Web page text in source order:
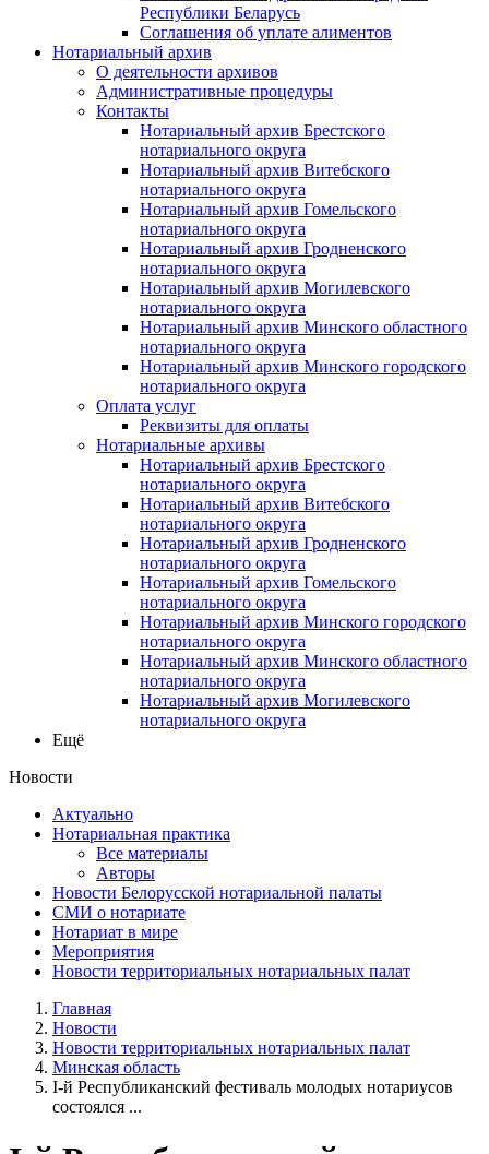
Республики Беларусь
Соглашения об уплате алиментов
Нотариальный архив
О деятельности архивов
Административные процедуры
Контакты
Нотариальный архив Брестского
нотариального округа
Нотариальный архив Витебского
нотариального округа
Нотариальный архив Гомельского
нотариального округа
Нотариальный архив Гродненского
нотариального округа
Нотариальный архив Могилевского
нотариального округа
Нотариальный архив Минского областного
нотариального округа
Нотариальный архив Минского городского
нотариального округа
Оплата услуг
Реквизиты для оплаты
Нотариальные архивы
Нотариальный архив Брестского
нотариального округа
Нотариальный архив Витебского
нотариального округа
Нотариальный архив Гродненского
нотариального округа
Нотариальный архив Гомельского
нотариального округа
Нотариальный архив Минского городского
нотариального округа
Нотариальный архив Минского областного
нотариального округа
Нотариальный архив Могилевского
нотариального округа
Ещё
Новости
Актуально
Нотариальная практика
Все материалы
Авторы
Новости Белорусской нотариальной палаты
СМИ о нотариате
Нотариат в мире
Мероприятия
Новости территориальных нотариальных палат
Главная
Новости
Новости территориальных нотариальных палат
Минская область
I-й Республиканский фестиваль молодых нотариусов
состоялся ...